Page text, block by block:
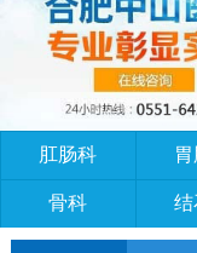
肛肠科
骨科 结